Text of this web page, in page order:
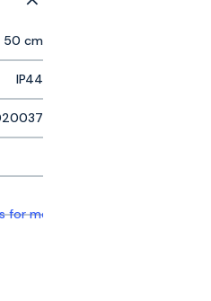
50 cm
IP44
for mer informasjon